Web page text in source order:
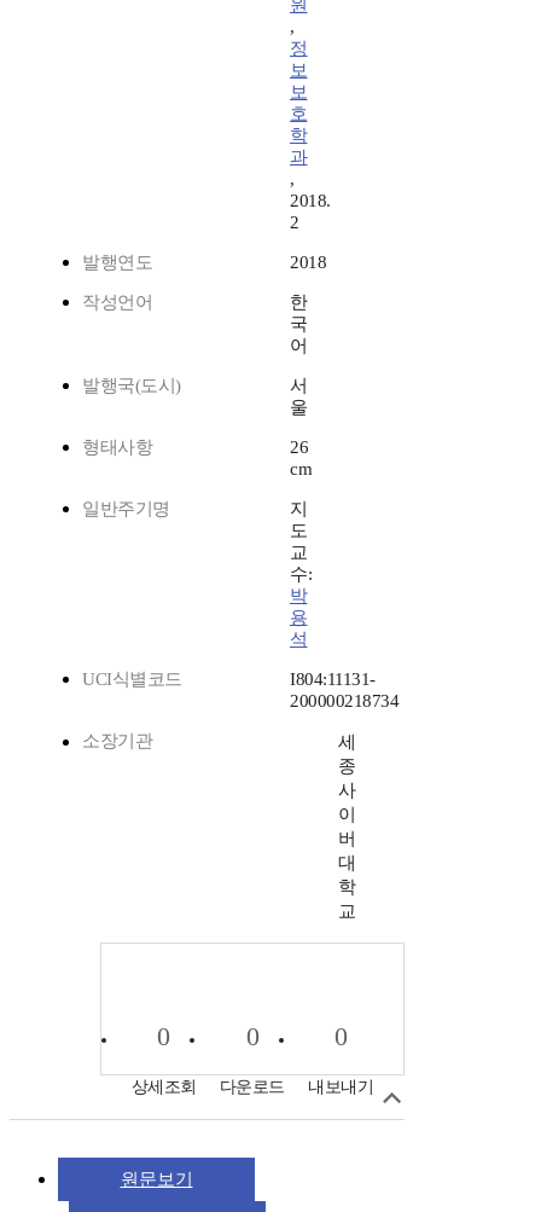
원
,
정
보
보
호
학
과
,
2018.
2
발행연도 2018
작성언어
한
국
어
발행국(도시)
서
울
형태사항
26
cm
일반주기명
지
도
교
수:
박
용
석
UCI식별코드
I804:11131-
200000218734
소장기관
세
종
사
이
버
대
학
교
0
상세조회
0
다운로드
0
내보내기
원문보기